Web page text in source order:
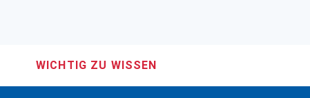
WICHTIG ZU WISSEN